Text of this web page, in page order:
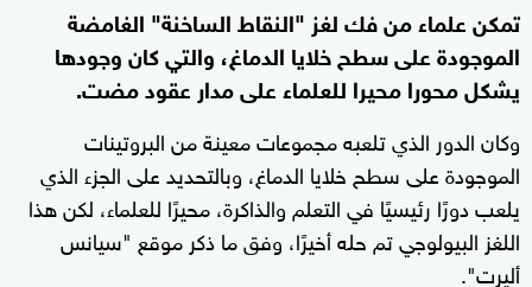
تمكن علماء من فك لغز "النقاط الساخنة" الغامضة
الموجودة على سطح خلايا الدماغ، والتي كان وجودها
يشكل محورا محيرا للعلماء على مدار عقود مضت.
وكان الدور الذي تلعبه مجموعات معينة من البروتينات
الموجودة على سطح خلايا الدماغ، وبالتحديد على الجزء الذي
يلعب دورًا رئيسيًا في التعلم والذاكرة، محيرًا للعلماء، لكن هذا
اللغز البيولوجي تم حله أخيرًا، وفق ما ذكر موقع "سيانس
أليرت".